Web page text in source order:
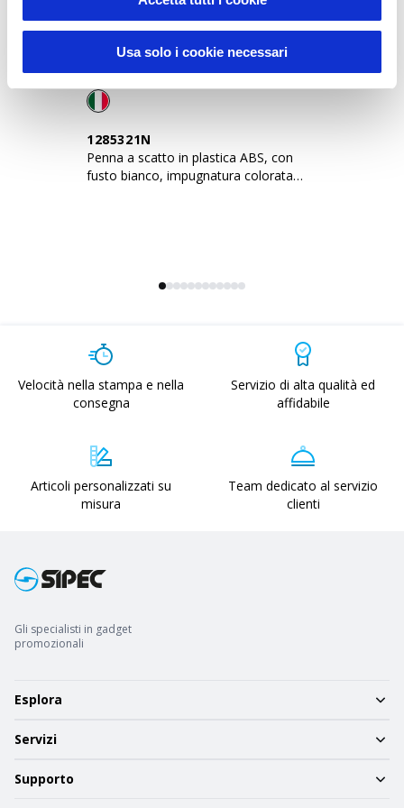
Usa solo i cookie necessari
1285321N
Penna a scatto in plastica ABS, con
fusto bianco, impugnatura colorata
Velocità nella stampa e nella
consegna
Servizio di alta qualità ed
affidabile
Articoli personalizzati su
misura
Team dedicato al servizio
clienti
Gli specialisti in gadget
promozionali
Esplora
Servizi
Supporto